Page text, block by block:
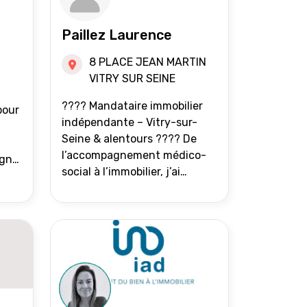
Paillez Laurence
8 PLACE JEAN MARTIN
VITRY SUR SEINE
???? Mandataire immobilier
indépendante – Vitry-sur-
Seine & alentours ???? De
l’accompagnement médico-
social à l’immobilier, j’ai
gens à avancer sereinement.
Aujourd’hui, j’accompagne
mes clients avec franchise,
écoute et énergie pour
vendre ou acheter leur bien
immobilier. ???? 300 familles
accompagnées en 8 ans, 90 %